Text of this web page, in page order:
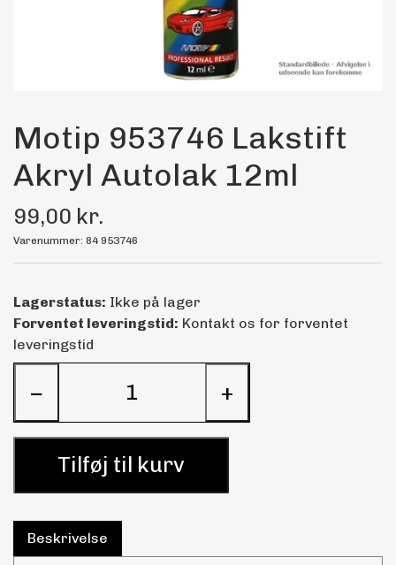
Transport Udstyr
Olie
Kemi
Dæk & Fælge
Motip 953746 Lakstift
Akryl Autolak 12ml
99,00 kr.
Varenummer: 84 953746
Lagerstatus: Ikke på lager
Forventet leveringstid: Kontakt os for forventet
leveringstid
− +
Tilføj til kurv
Beskrivelse